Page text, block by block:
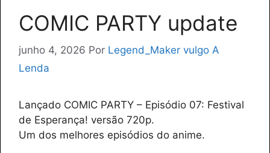
COMIC PARTY update
junho 4, 2026 Por Legend_Maker vulgo A
Lenda
Lançado COMIC PARTY – Episódio 07: Festival
de Esperança! versão 720p.
Um dos melhores episódios do anime.